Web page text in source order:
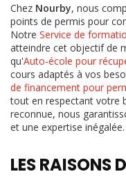
Chez Nourby, nous
points de permis pour
Notre Service de
atteindre cet objectif de
qu'Auto-école pour
cours adaptés à vos
de financement pour
tout en respectant votre
reconnue, nous
et une expertise inégalée.
LES RAISONS